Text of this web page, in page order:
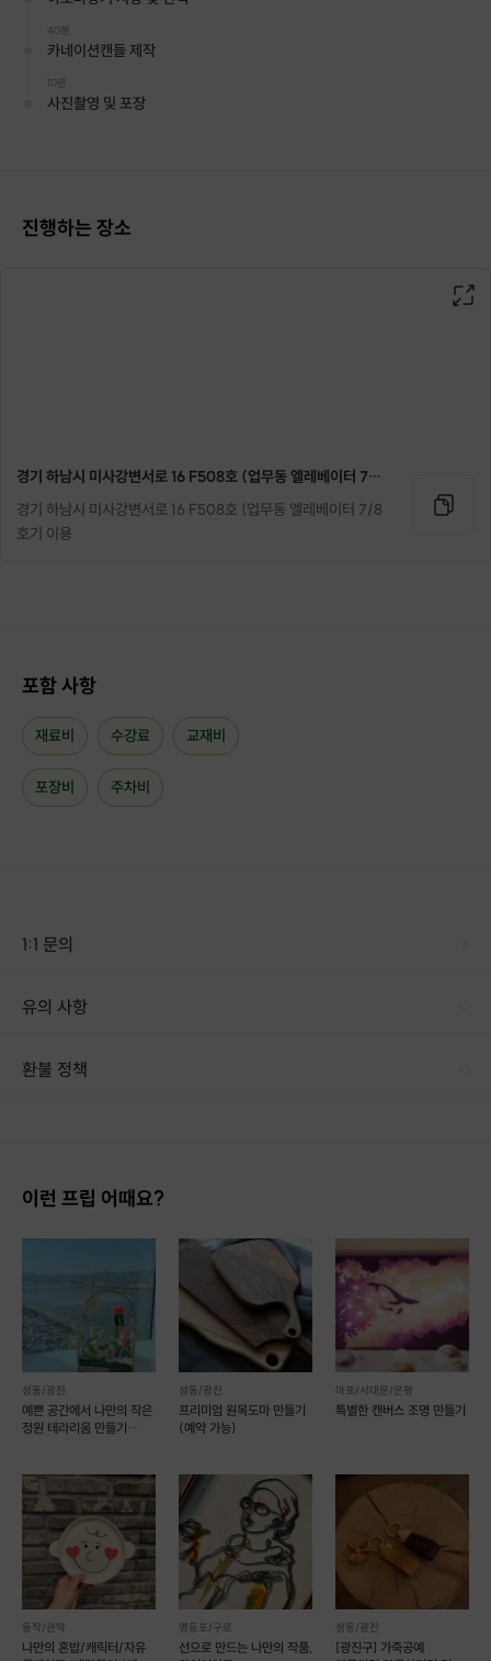
카네이션 꽃 컬러와 포장박스 컬러는 선택사항 입니다~
40분
카네이션캔들 제작
10분
사진촬영 및 포장
진행하는 장소
경기 하남시 미사강변서로 16 F508호 (업무동 엘레베이터 7/8호기 이용
경기 하남시 미사강변서로 16 F508호 (업무동 엘레베이터 7/8
호기 이용
포함 사항
재료비 수강료 교재비
포장비 주차비
1:1 문의
유의 사항
환불 정책
이런 프립 어때요?
성동/광진
예쁜 공간에서 나만의 작은
정원 테라리움 만들기
성동/광진
프리미엄 원목도마 만들기
(예약 가능)
마포/서대문/은평
특별한 캔버스 조명 만들기
동작/관악
나만의 혼밥/캐릭터/자유
영등포/구로
선으로 만드는 나만의 작품,
성동/광진
[광진구] 가죽공예